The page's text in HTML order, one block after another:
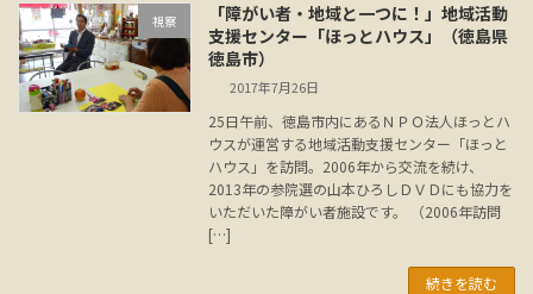
視察
「障がい者・地域と一つに！」地域活動
支援センター「ほっとハウス」（徳島県
徳島市）
2017年7月26日
25日午前、徳島市内にあるＮＰＯ法人ほっとハ
ウスが運営する地域活動支援センター「ほっと
ハウス」を訪問。2006年から交流を続け、
2013年の参院選の山本ひろしＤＶＤにも協力を
いただいた障がい者施設です。 （2006年訪問
[…]
続きを読む